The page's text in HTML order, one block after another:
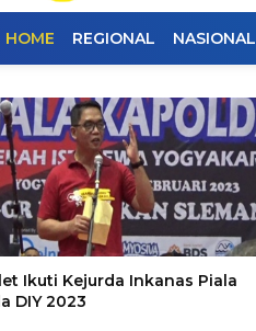
HOME REGIONAL NASIONAL
Ikuti Kejurda Inkanas Piala
DIY 2023